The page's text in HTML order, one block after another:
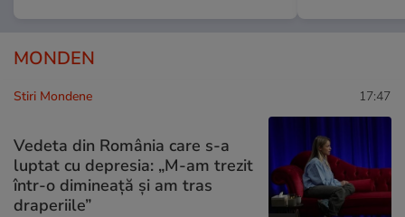
MONDEN
Stiri Mondene 17:47
Vedeta din România care s-a
luptat cu depresia: „M-am trezit
într-o dimineață și am tras
draperiile”